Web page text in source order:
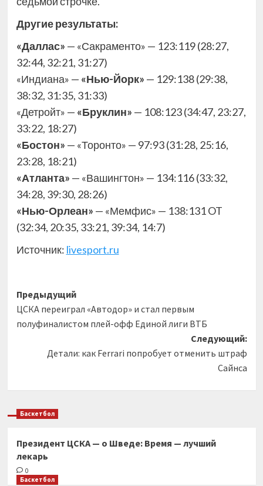
Другие результаты:
«Даллас» — «Сакраменто» — 123:119 (28:27,
32:44, 32:21, 31:27)
«Индиана» — «Нью-Йорк» — 129:138 (29:38,
38:32, 31:35, 31:33)
«Детройт» — «Бруклин» — 108:123 (34:47, 23:27,
33:22, 18:27)
«Бостон» — «Торонто» — 97:93 (31:28, 25:16,
23:28, 18:21)
«Атланта» — «Вашингтон» — 134:116 (33:32,
34:28, 39:30, 28:26)
«Нью-Орлеан» — «Мемфис» — 138:131 OT
(32:34, 20:35, 33:21, 39:34, 14:7)
Источник: livesport.ru
Навигация
записи
Предыдущий
ЦСКА переиграл «Автодор» и стал первым
полуфиналистом плей-офф Единой лиги ВТБ
Следующий:
Детали: как Ferrari попробует отменить штраф
Сайнса
Баскетбол
Президент ЦСКА — о Шведе: Время — лучший
лекарь
0
Баскетбол